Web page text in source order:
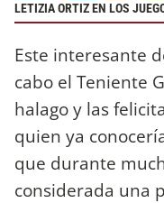
LETIZIA ORTIZ EN LOS
Este interesante
cabo el Teniente
halago y las
quien ya
que durante
considerada una